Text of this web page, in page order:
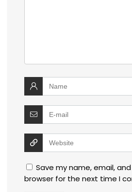
Save my name, email,
browser for the next time I